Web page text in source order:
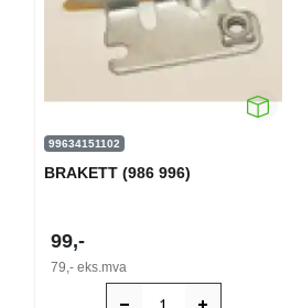
99634151102
BRAKETT (986 996)
99,-
79,- eks.mva